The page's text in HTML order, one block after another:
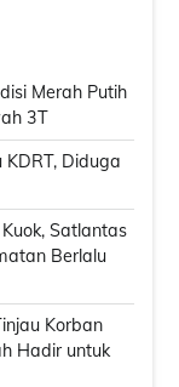
Merah Putih
3T
Diduga
Satlantas
Berlalu
Korban
Hadir untuk